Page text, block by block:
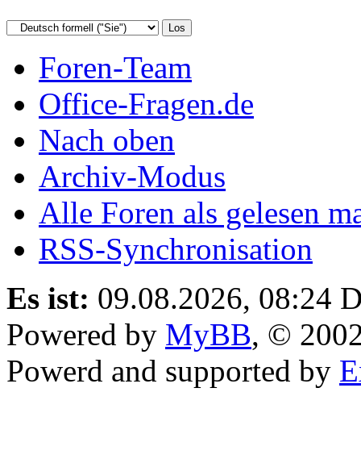
Foren-Team
Office-Fragen.de
Nach oben
Archiv-Modus
Alle Foren als gelesen
RSS-Synchronisation
Es ist: 09.08.2026, 08:24
Powered by MyBB, ©
Powerd and supported by